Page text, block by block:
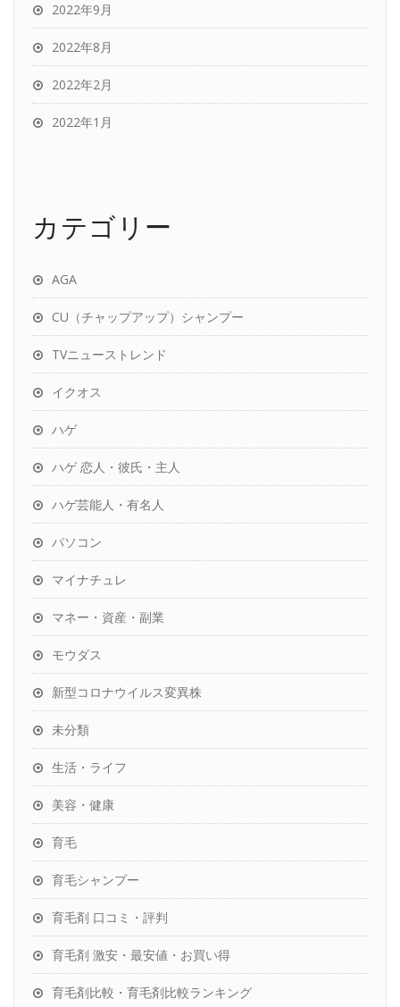
2022年9月
2022年8月
2022年2月
2022年1月
カテゴリー
AGA
CU（チャップアップ）シャンプー
TVニューストレンド
イクオス
ハゲ
ハゲ 恋人・彼氏・主人
ハゲ芸能人・有名人
パソコン
マイナチュレ
マネー・資産・副業
モウダス
新型コロナウイルス変異株
未分類
生活・ライフ
美容・健康
育毛
育毛シャンプー
育毛剤 口コミ・評判
育毛剤 激安・最安値・お買い得
育毛剤比較・育毛剤比較ランキング